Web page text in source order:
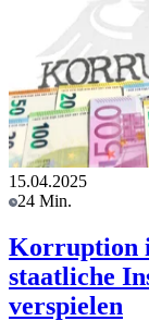
15.04.2025
24 Min.
Korruption
staatliche
verspielen